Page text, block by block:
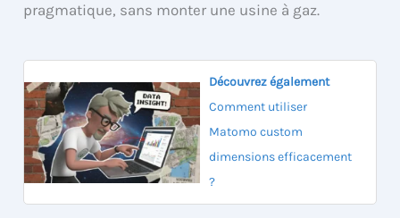
pragmatique, sans monter une usine à gaz.
Découvrez également
Comment utiliser
Matomo custom
dimensions efficacement
?